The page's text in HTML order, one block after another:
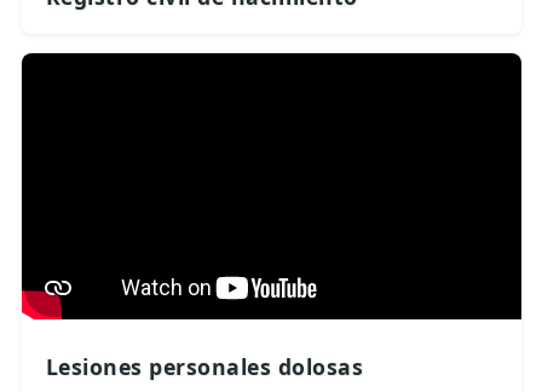
Lesiones personales dolosas